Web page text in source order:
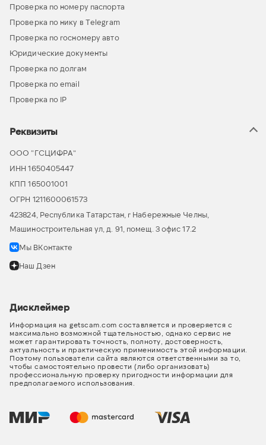
Проверка по номеру паспорта
Проверка по нику в Telegram
Проверка по госномеру авто
Юридические документы
Проверка по долгам
Проверка по email
Проверка по IP
Реквизиты
ООО “ГСЦИФРА”
ИНН 1650405447
КПП 165001001
ОГРН 1211600061573
423824, Республика Татарстан, г Набережные Челны,
Машиностроительная ул, д. 91, помещ. 3 офис 17.2
Мы ВКонтакте
Наш Дзен
Дисклеймер
Информация на getscam.com составляется и проверяется с
максимально возможной тщательностью, однако сервис не
может гарантировать точность, полноту, достоверность,
актуальность и практическую применимость этой информации.
Поэтому пользователи сайта являются ответственными за то,
чтобы самостоятельно провести (либо организовать)
профессиональную проверку пригодности информации для
предполагаемого использования.